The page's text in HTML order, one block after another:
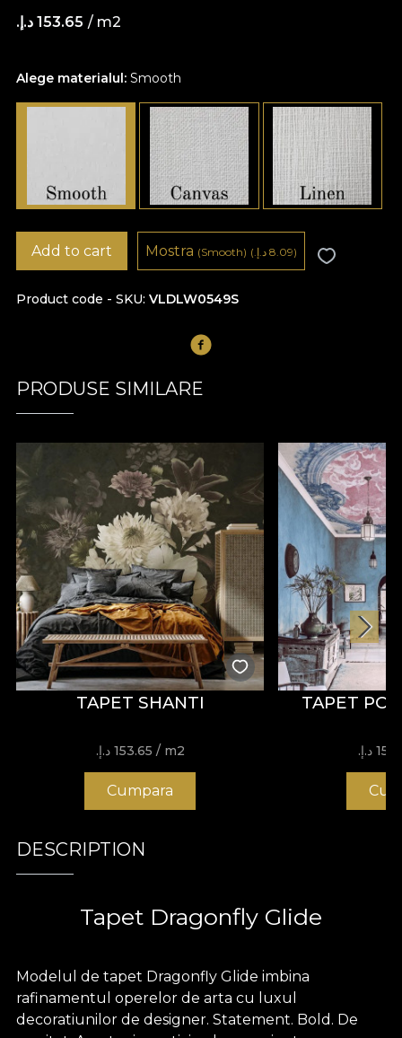
Alege materialul: Smooth
153.65 د.إ.‏ / m2
Product code - SKU VLDLW0549S
Add to cart Mostra (Smooth) ( 8.09 د.إ.‏)
PRODUSE SIMILARE
TAPET SHANTI
153.65 د.إ.‏ / m2
Cumpara
TAPET
د.إ.‏
DESCRIPTION
Tapet Dragonfly Glide
Modelul de tapet Dragonfly Glide imbina
rafinamentul operelor de arta cu luxul
decoratiunilor de designer. Statement. Bold. De